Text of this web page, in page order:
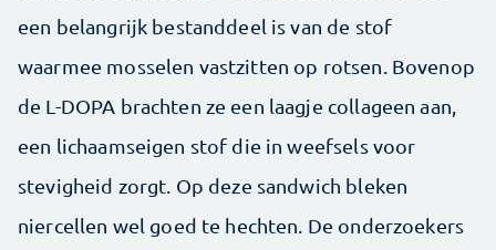
een belangrijk bestanddeel is van de stof
waarmee mosselen vastzitten op rotsen. Bovenop
de L-DOPA brachten ze een laagje collageen aan,
een lichaamseigen stof die in weefsels voor
stevigheid zorgt. Op deze sandwich bleken
niercellen wel goed te hechten. De onderzoekers